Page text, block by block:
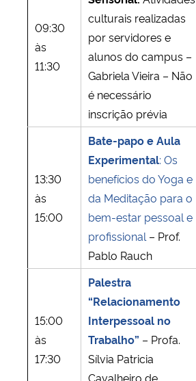
09:30
às
11:30
culturais realizadas
por servidores e
alunos do campus –
Gabriela Vieira – Não
é necessário
inscrição prévia
13:30
às
15:00
Bate-papo e Aula
Experimental: Os
benefícios do Yoga e
da Meditação para o
bem-estar pessoal e
profissional – Prof.
Pablo Rauch
15:00
às
17:30
Palestra
“Relacionamento
Interpessoal no
Trabalho” – Profa.
Sílvia Patricia
Cavalheiro de